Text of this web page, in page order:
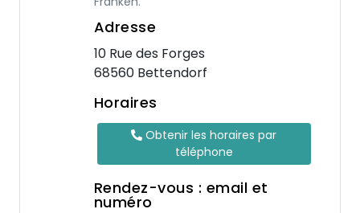
Adresse
10 Rue des Forges
68560 Bettendorf
Horaires
Obtenir les horaires par
téléphone
Rendez-vous : email et
numéro